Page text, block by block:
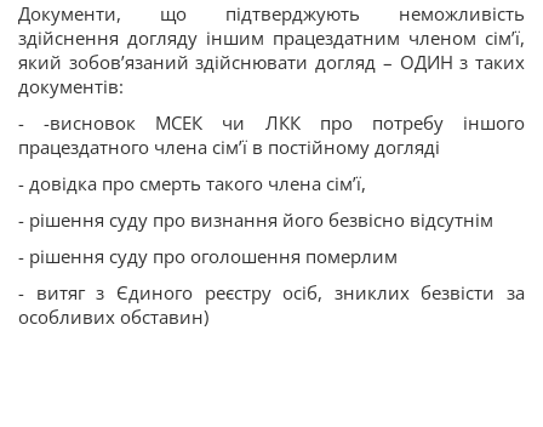
Документи, що підтверджують неможливість
здійснення догляду іншим працездатним членом сім’ї,
який зобов’язаний здійснювати догляд – ОДИН з таких
документів:
- -висновок МСЕК чи ЛКК про потребу іншого
працездатного члена сім’ї в постійному догляді
- довідка про смерть такого члена сім’ї,
- рішення суду про визнання його безвісно відсутнім
- рішення суду про оголошення померлим
- витяг з Єдиного реєстру осіб, зниклих безвісти за
особливих обставин)